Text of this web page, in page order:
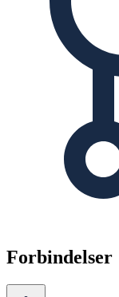
Forbindelser